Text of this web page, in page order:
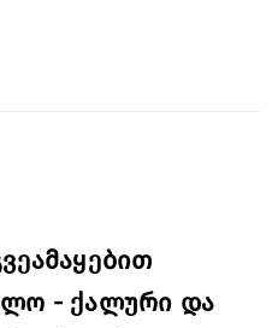
- ქალური და